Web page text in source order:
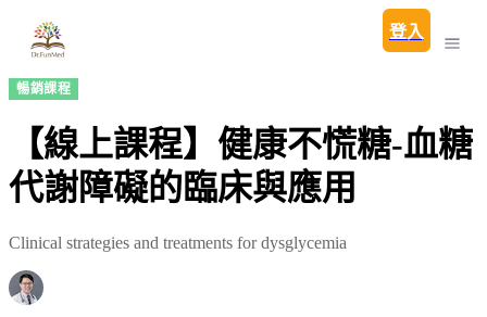
登入
暢銷課程
【線上課程】健康不慌糖-血糖
代謝障礙的臨床與應用
Clinical strategies and treatments for dysglycemia